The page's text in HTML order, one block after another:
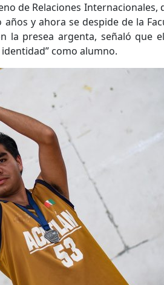
de Relaciones Internacionales,
y ahora se despide de la
la presea argenta, señaló que
como alumno.